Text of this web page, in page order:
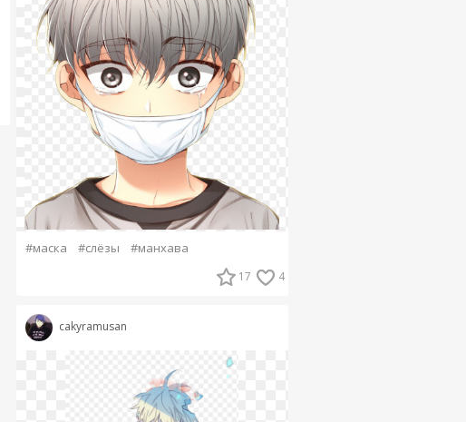
#маска #слёзы #манхава
17 4
cakyramusan